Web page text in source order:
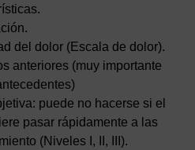
del dolor (Escala de dolor).
anteriores (muy importante
puede no hacerse si el
pasar rápidamente a las
(Niveles I, II, III).